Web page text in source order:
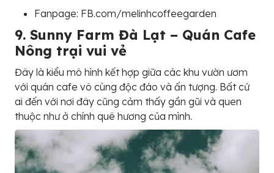
Fanpage: FB.com/melinhcoffeegarden
9. Sunny Farm Đà Lạt – Quán Cafe
Nông trại vui vẻ
Đây là kiểu mô hình kết hợp giữa các khu vườn ươm
với quán cafe vô cùng độc đáo và ấn tượng. Bất cứ
ai đến với nơi đây cũng cảm thấy gần gũi và quen
thuộc như ở chính quê hương của mình.